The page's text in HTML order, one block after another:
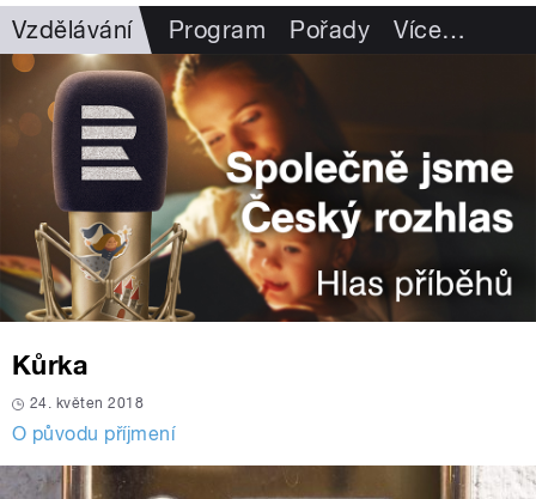
Vzdělávání Program Pořady Více…
Kůrka
24. květen 2018
O původu příjmení